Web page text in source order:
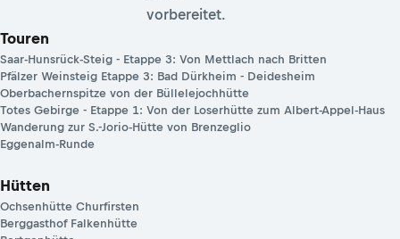
vorbereitet.
Touren
Saar-Hunsrück-Steig - Etappe 3: Von Mettlach nach Britten
Pfälzer Weinsteig Etappe 3: Bad Dürkheim - Deidesheim
Oberbachernspitze von der Büllelejochhütte
Totes Gebirge - Etappe 1: Von der Loserhütte zum Albert-Appel-Haus
Wanderung zur S.-Jorio-Hütte von Brenzeglio
Eggenalm-Runde
Hütten
Ochsenhütte Churfirsten
Berggasthof Falkenhütte